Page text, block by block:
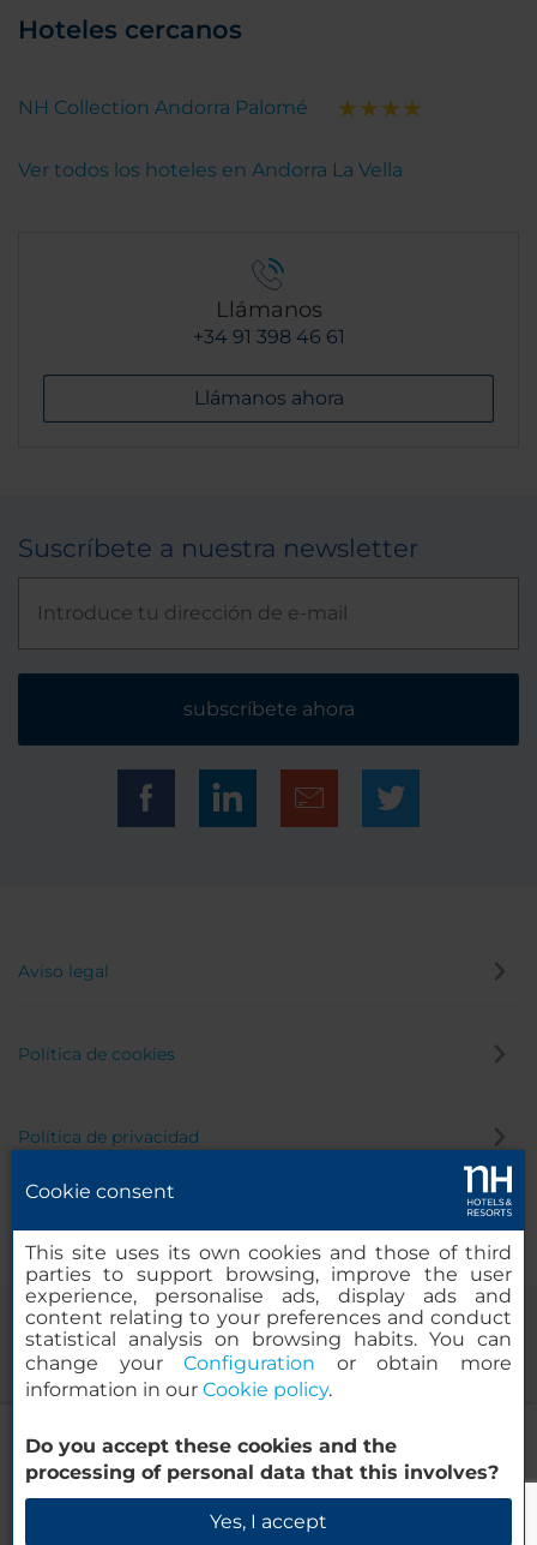
NH Andorra La Vella
Verificar disponibilidad
Hoteles cercanos
NH Collection Andorra Palomé
Ver todos los hoteles en Andorra La Vella
Llámanos
+34 91 398 46 61
Llámanos ahora
Suscríbete a nuestra newsletter
subscríbete ahora
Aviso legal
Política de cookies
Política de privacidad
© 2000-2026 MINOR HOTELS EUROPE & AMERICAS Santa Engracia,
120. 28003 Madrid, España
Cookie consent
This site uses its own cookies and those of third
parties to support browsing, improve the user
experience, personalise ads, display ads and
content relating to your preferences and conduct
statistical analysis on browsing habits. You can
change yourConfiguration or obtain more
information in our Cookie policy.
Do you accept these cookies and the
processing of personal data that this involves?
Yes, I accept